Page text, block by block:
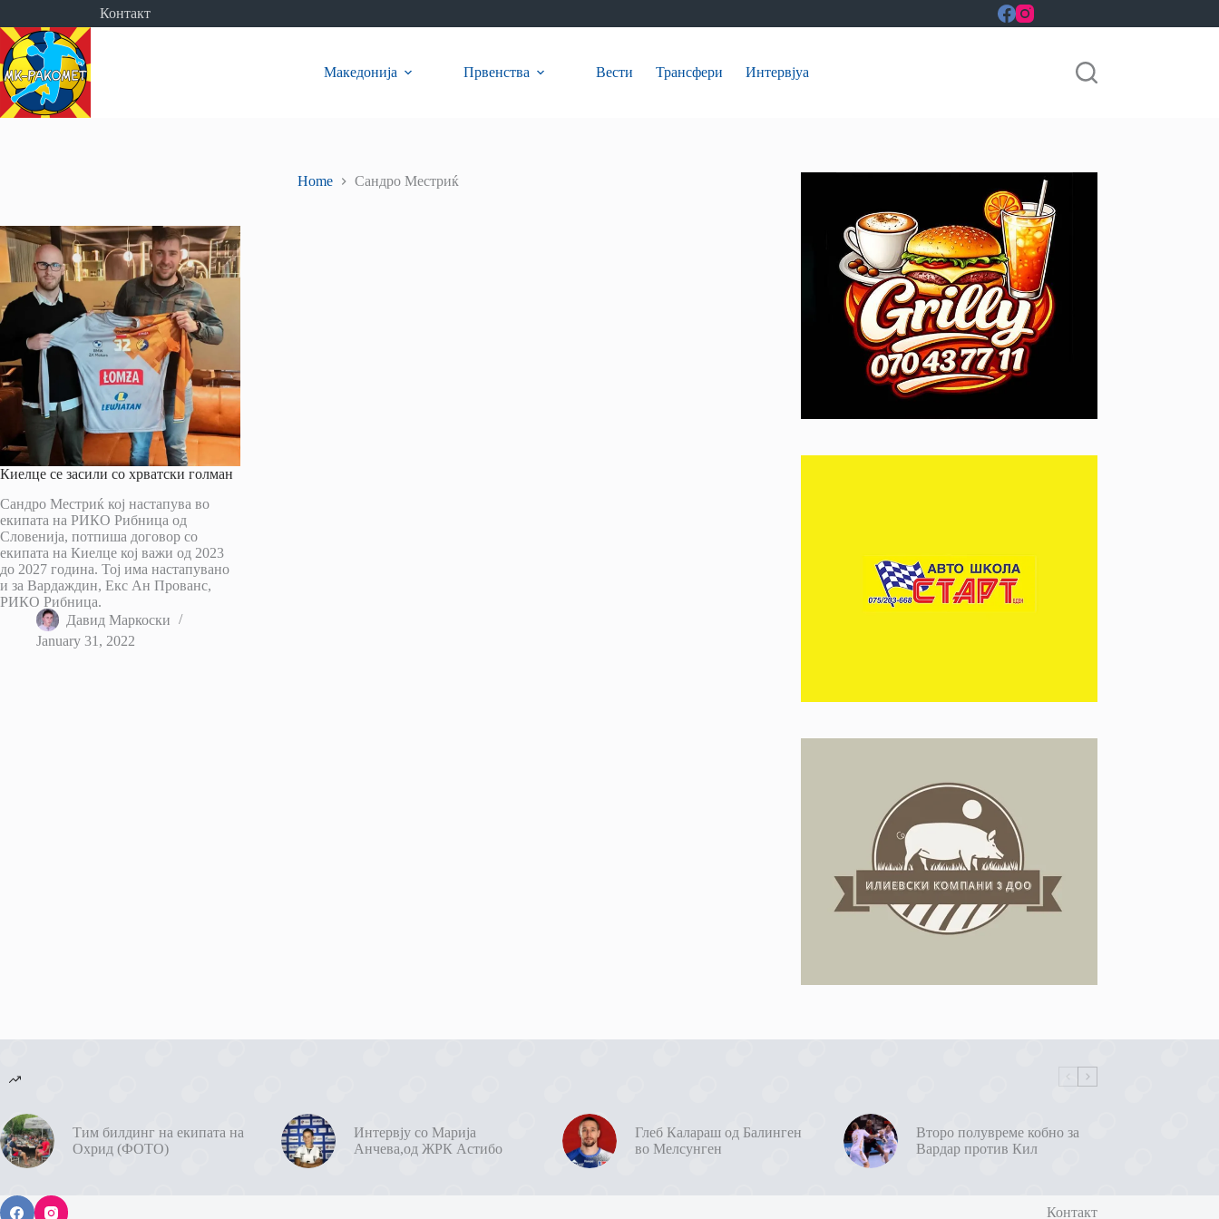
content
Контакт
Македонија Првенства Вести Трансфери Интервјуа
Home Сандро Местриќ
Киелце се засили со хрватски голман
Сандро Местриќ кој настапува во
екипата на РИКО Рибница од
Словенија, потпиша договор со
екипата на Киелце кој важи од 2023
до 2027 година. Тој има настапувано
и за Вардаждин, Екс Ан Прованс,
РИКО Рибница.
Давид Маркоски
January 31, 2022
Тим билдинг на екипата на
Охрид (ФОТО)
Интервју со Марија
Анчева,од ЖРК Астибо
Глеб Калараш од Балинген
во Мелсунген
Второ полувреме кобно за
Вардар против Кил
Контакт